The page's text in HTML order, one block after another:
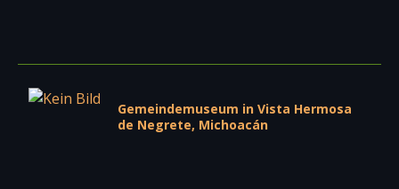
Gemeindemuseum in Vista Hermosa
de Negrete, Michoacán